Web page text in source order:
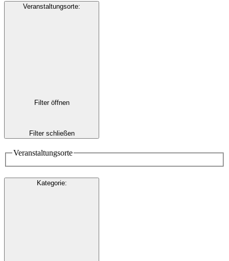
Veranstaltungsorte:
Filter öffnen
Filter schließen
Veranstaltungsorte
Kategorie: